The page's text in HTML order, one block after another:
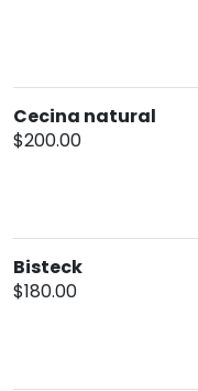
Cecina natural
$200.00
Bisteck
$180.00